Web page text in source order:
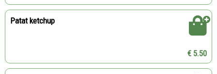
Patat ketchup
€ 5.50